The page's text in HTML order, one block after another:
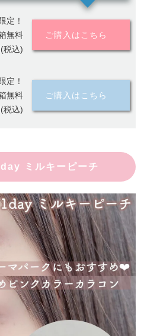
定！
無料
税込)
ご購入はこちら
定！
無料
税込)
ご購入はこちら
ミルキーピーチ